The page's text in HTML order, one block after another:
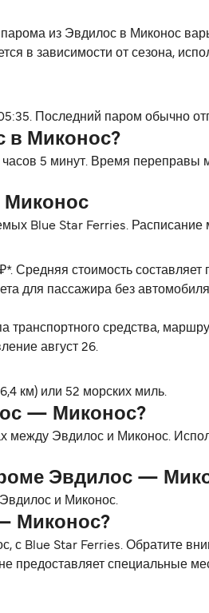
из Эвдилос в Миконос
в зависимости от сезона,
Последний паром обычно
в Миконос?
5 минут. Время переправы
Миконос
Blue Star Ferries. Расписание
Средняя стоимость
для пассажира без
транспортного средства,
август 26.
км) или 52 морских миль.
— Миконос?
Эвдилос и Миконос.
Эвдилос —
и Миконос.
Миконос?
Blue Star Ferries. Обратите
предоставляет специальные